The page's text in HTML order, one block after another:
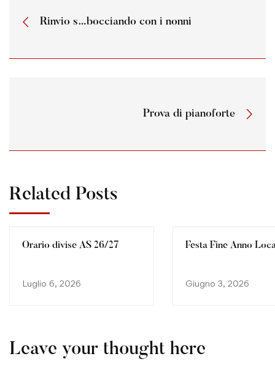
Rinvio s…bocciando con i nonni
Prova di pianoforte
Related Posts
Orario divise AS 26/27
Luglio 6, 2026
Festa Fine Anno
Giugno 3, 2026
Leave your thought here